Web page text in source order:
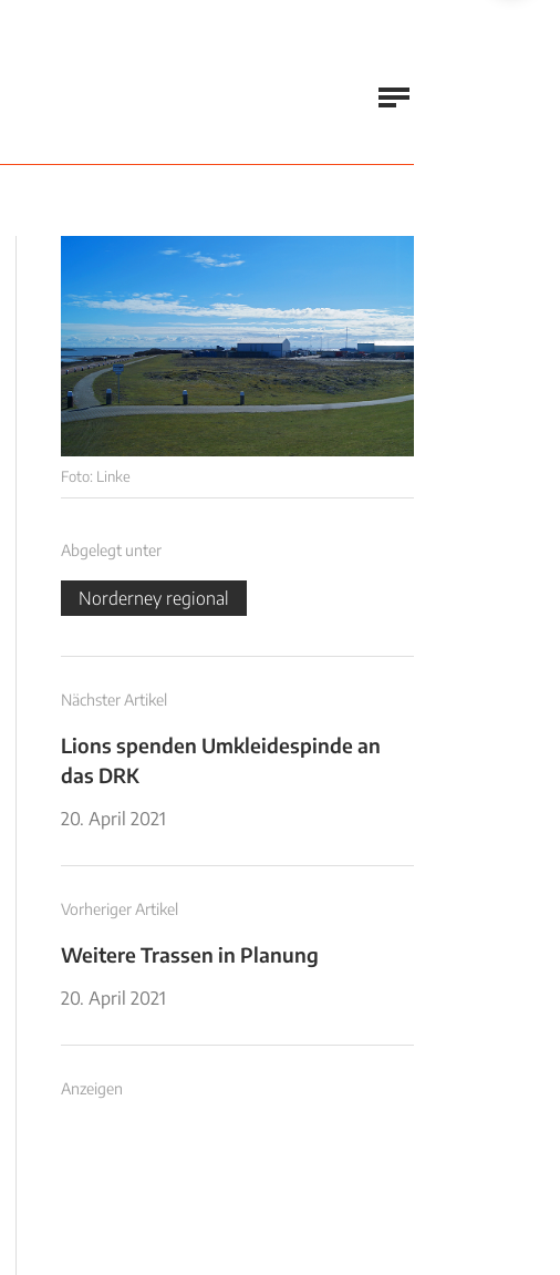
Foto: Linke
Abgelegt unter
Norderney regional
Nächster Artikel
Lions spenden Umkleidespinde an
das DRK
20. April 2021
Vorheriger Artikel
Weitere Trassen in Planung
20. April 2021
Anzeigen